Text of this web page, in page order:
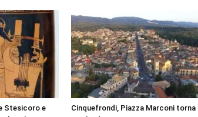
Stesicoro e
Cinquefrondi, Piazza Marconi torna